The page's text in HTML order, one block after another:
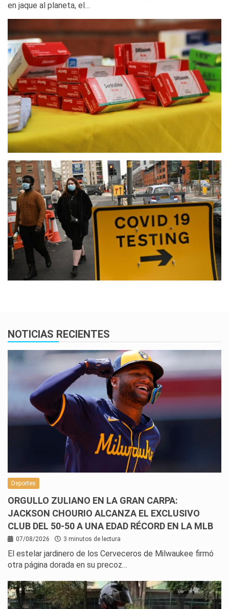
en jaque al planeta, el…
NOTICIAS RECIENTES
Deportes
ORGULLO ZULIANO EN LA GRAN CARPA:
JACKSON CHOURIO ALCANZA EL EXCLUSIVO
CLUB DEL 50-50 A UNA EDAD RÉCORD EN LA MLB
07/08/2026 3 minutos de lectura
El estelar jardinero de los Cerveceros de Milwaukee firmó
otra página dorada en su precoz…